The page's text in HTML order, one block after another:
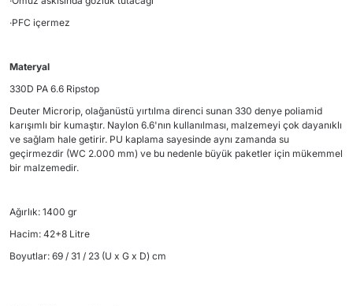
·PFC içermez
Materyal
330D PA 6.6 Ripstop
Deuter Microrip, olağanüstü yırtılma direnci sunan 330 denye poliamid
karışımlı bir kumaştır. Naylon 6.6'nın kullanılması, malzemeyi çok dayanıklı
ve sağlam hale getirir. PU kaplama sayesinde aynı zamanda su
geçirmezdir (WC 2.000 mm) ve bu nedenle büyük paketler için mükemmel
bir malzemedir.
Ağırlık: 1400 gr
Hacim: 42+8 Litre
Boyutlar: 69 / 31 / 23 (U x G x D) cm